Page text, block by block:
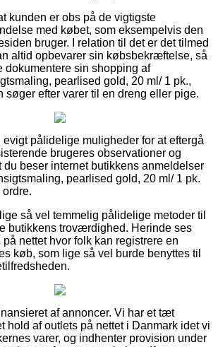
kunden er obs på de vigtigste
med købet, som eksempelvis den
bruger. I relation til det er det tilmed
altid opbevarer sin købsbekræftelse, så
dokumentere sin shopping af
pearlised gold, 20 ml/ 1 pk.,
søger efter varer til en dreng eller pige.
pålidelige muligheder for at eftergå
brugeres observationer og
du beser internet butikkens anmeldelser
pearlised gold, 20 ml/ 1 pk.
så vel temmelig pålidelige metoder til
butikkens troværdighed. Herinde ses
nettet hvor folk kan registrere en
køb, som lige så vel burde benyttes til
af annoncer. Vi har et tæt
hold af outlets på nettet i Danmark idet vi
varer, og indhenter provision under